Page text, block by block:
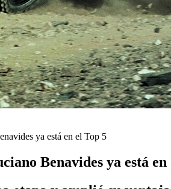
ya está en el Top 5
Benavides ya está en